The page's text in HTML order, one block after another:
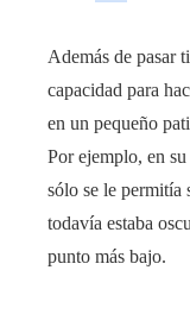
Además de pasar
capacidad para
en un pequeño
Por ejemplo, en
sólo se le permitía
todavía estaba
punto más bajo.